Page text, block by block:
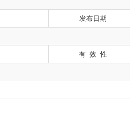
发布日期
有 效 性
利益的需要，确需征收农民集体所有